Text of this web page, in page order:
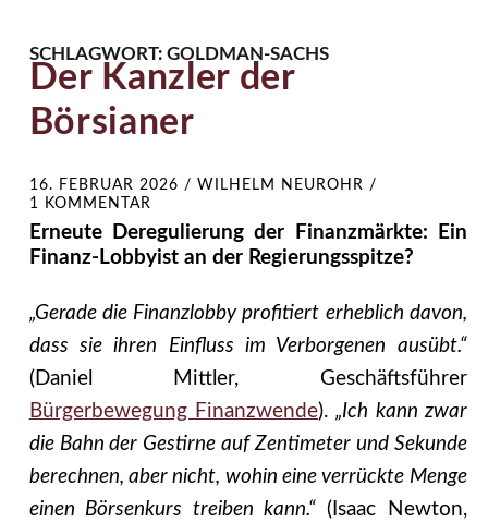
SCHLAGWORT: GOLDMAN-SACHS
Der Kanzler der
Börsianer
16. FEBRUAR 2026 / WILHELM NEUROHR /
1 KOMMENTAR
Erneute Deregulierung der Finanzmärkte: Ein
Finanz-Lobbyist an der Regierungsspitze?
„Gerade die Finanzlobby profitiert erheblich davon,
dass sie ihren Einfluss im Verborgenen ausübt.“
(Daniel Mittler, Geschäftsführer
Bürgerbewegung Finanzwende).„Ich kann zwar
die Bahn der Gestirne auf Zentimeter und Sekunde
berechnen, aber nicht, wohin eine verrückte Menge
einen Börsenkurs treiben kann.“ (Isaac Newton,